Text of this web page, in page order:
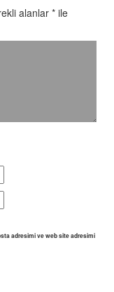
alanlar* ile
adresimi ve web site adresimi